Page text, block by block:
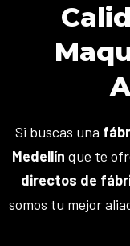
Si buscas una
Medellín que te
directos de
somos tu mejor